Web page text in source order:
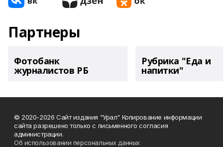
Партнеры
Фотобанк
журналистов РБ
Рубрика "Еда и
напитки"
© 2020-2026 Сайт издания "Урал" Копирование информации
сайта разрешено только с письменного согласия
администрации.
Об использовании персональных данных